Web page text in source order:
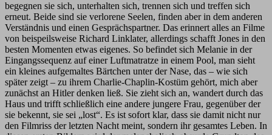
begegnen sie sich, unterhalten sich, trennen sich und treffen sich
erneut. Beide sind sie verlorene Seelen, finden aber in dem anderen
Verständnis und einen Gesprächspartner. Das erinnert alles an Filme
von beispeilsweise Richard Linklater, allerdings schafft Jones in den
besten Momenten etwas eigenes. So befindet sich Melanie in der
Eingangssequenz auf einer Luftmatratze in einem Pool, man sieht
ein kleines aufgemaltes Bärtchen unter der Nase, das – wie sich
später zeigt – zu ihrem Charlie-Chaplin-Kostüm gehört, mich aber
zunächst an Hitler denken ließ. Sie zieht sich an, wandert durch das
Haus und trifft schließlich eine andere jungere Frau, gegenüber der
sie bekennt, sie sei „lost“. Es ist sofort klar, dass sie damit nicht nur
den Filmriss der letzten Nacht meint, sondern ihr gesamtes Leben. In